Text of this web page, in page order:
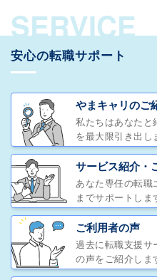
SERVICE
安心の転職サポート
やまキャリのご
私たちはあなたと
を最大限引き出し
サービス紹介・
あなた専任の転職
までサポートしま
ご利用者の声
過去に転職支援サ
の声をご紹介しま